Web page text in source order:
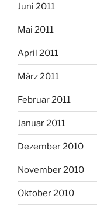
Juni 2011
Mai 2011
April 2011
März 2011
Februar 2011
Januar 2011
Dezember 2010
November 2010
Oktober 2010